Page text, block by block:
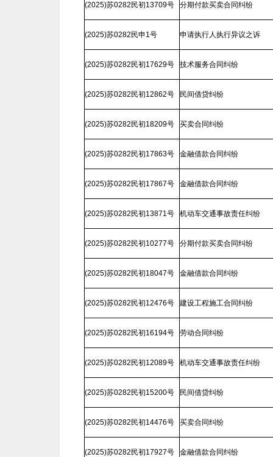
(2025)苏0282民初13709号 分期付款买卖合同纠纷
(2025)苏0282民申1号 申请执行人执行异议之诉
(2025)苏0282民初17629号 技术服务合同纠纷
(2025)苏0282民初12862号 民间借贷纠纷
(2025)苏0282民初18209号 买卖合同纠纷
(2025)苏0282民初17863号 金融借款合同纠纷
(2025)苏0282民初17867号 金融借款合同纠纷
(2025)苏0282民初13871号 机动车交通事故责任纠纷
(2025)苏0282民初10277号 分期付款买卖合同纠纷
(2025)苏0282民初18047号 金融借款合同纠纷
(2025)苏0282民初12476号 建设工程施工合同纠纷
(2025)苏0282民初16194号 劳动合同纠纷
(2025)苏0282民初12089号 机动车交通事故责任纠纷
(2025)苏0282民初15200号 民间借贷纠纷
(2025)苏0282民初14476号 买卖合同纠纷
(2025)苏0282民初17927号 金融借款合同纠纷